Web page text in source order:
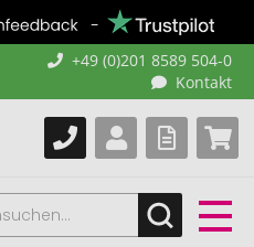
+49 (0)201 8589 504-0
Kontakt